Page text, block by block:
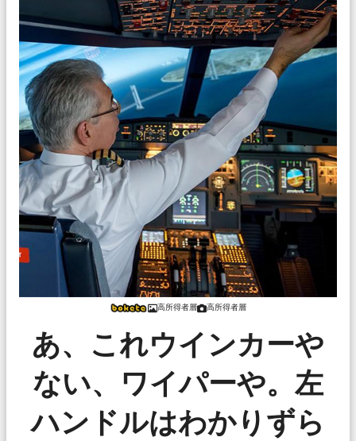
高所得者層 高所得者層
あ、これウインカーや
ない、ワイパーや。左
ハンドルはわかりずら